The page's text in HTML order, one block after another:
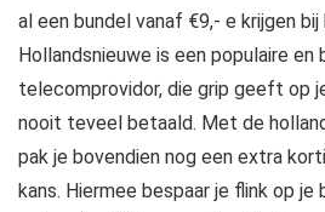
al een bundel vanaf €9,- e krijgen bij
Hollandsnieuwe is een populaire en
telecomprovidor, die grip geeft op
nooit teveel betaald. Met de
pak je bovendien nog een extra
kans. Hiermee bespaar je flink op